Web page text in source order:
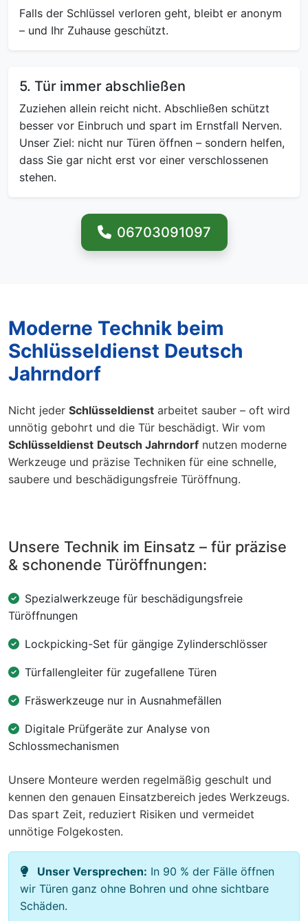
Falls der Schlüssel verloren geht, bleibt er anonym
– und Ihr Zuhause geschützt.
5. Tür immer abschließen
Zuziehen allein reicht nicht. Abschließen schützt
besser vor Einbruch und spart im Ernstfall Nerven.
Unser Ziel: nicht nur Türen öffnen – sondern helfen,
dass Sie gar nicht erst vor einer verschlossenen
stehen.
06703091097
Moderne Technik beim
Schlüsseldienst Deutsch
Jahrndorf
Nicht jeder Schlüsseldienst arbeitet sauber – oft wird
unnötig gebohrt und die Tür beschädigt. Wir vom
Schlüsseldienst Deutsch Jahrndorf nutzen moderne
Werkzeuge und präzise Techniken für eine schnelle,
saubere und beschädigungsfreie Türöffnung.
Unsere Technik im Einsatz – für präzise
& schonende Türöffnungen:
Spezialwerkzeuge für beschädigungsfreie
Türöffnungen
Lockpicking-Set für gängige Zylinderschlösser
Türfallengleiter für zugefallene Türen
Fräswerkzeuge nur in Ausnahmefällen
Digitale Prüfgeräte zur Analyse von
Schlossmechanismen
Unsere Monteure werden regelmäßig geschult und
kennen den genauen Einsatzbereich jedes Werkzeugs.
Das spart Zeit, reduziert Risiken und vermeidet
unnötige Folgekosten.
Unser Versprechen: In 90 % der Fälle öffnen
wir Türen ganz ohne Bohren und ohne sichtbare
Schäden.